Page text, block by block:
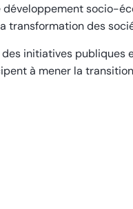
socio-
transformation des
des initiatives publiques
à mener la